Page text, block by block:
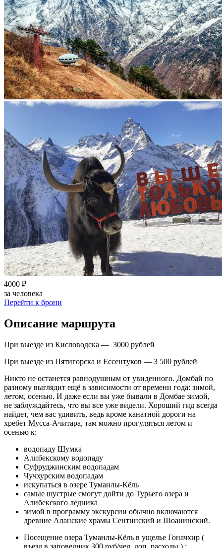
4000 ₽
за человека
Перейти к брони
Описание маршрута
При выезде из Кисловодска — 3000 рублей
При выезде из Пятигорска и Ессентуков — 3 500 рублей
Никто не останется равнодушным от увиденного. Домбай по
разному выглядит ещё в зависимости от времени года: зимой,
летом, осенью. И даже если вы уже бывали в Домбае зимой,
не заблуждайтесь, что вы все уже видели. Хороший гид всегда
найдет, чем вас удивить, ведь кроме канатной дороги на
хребет Мусса-Ачитара, там можно прогуляться летом и
осенью к:
водопаду Шумка
Алибекскому водопаду
Суфруджинским водопадам
Чучхурским водопадам
искупаться в озере Туманлы-Кёль
самые шустрые смогут дойти до Турьего озера и
Алибекского ледника
зимой в программу экскурсии обычно включаются
древние Аланские храмы Сентинский и Шоанинский.
Посещение озера Туманлы-Кёль в ущелье Гоначхир (
въезд в заповедник 300 руб/чел, доп. расходы ) ;